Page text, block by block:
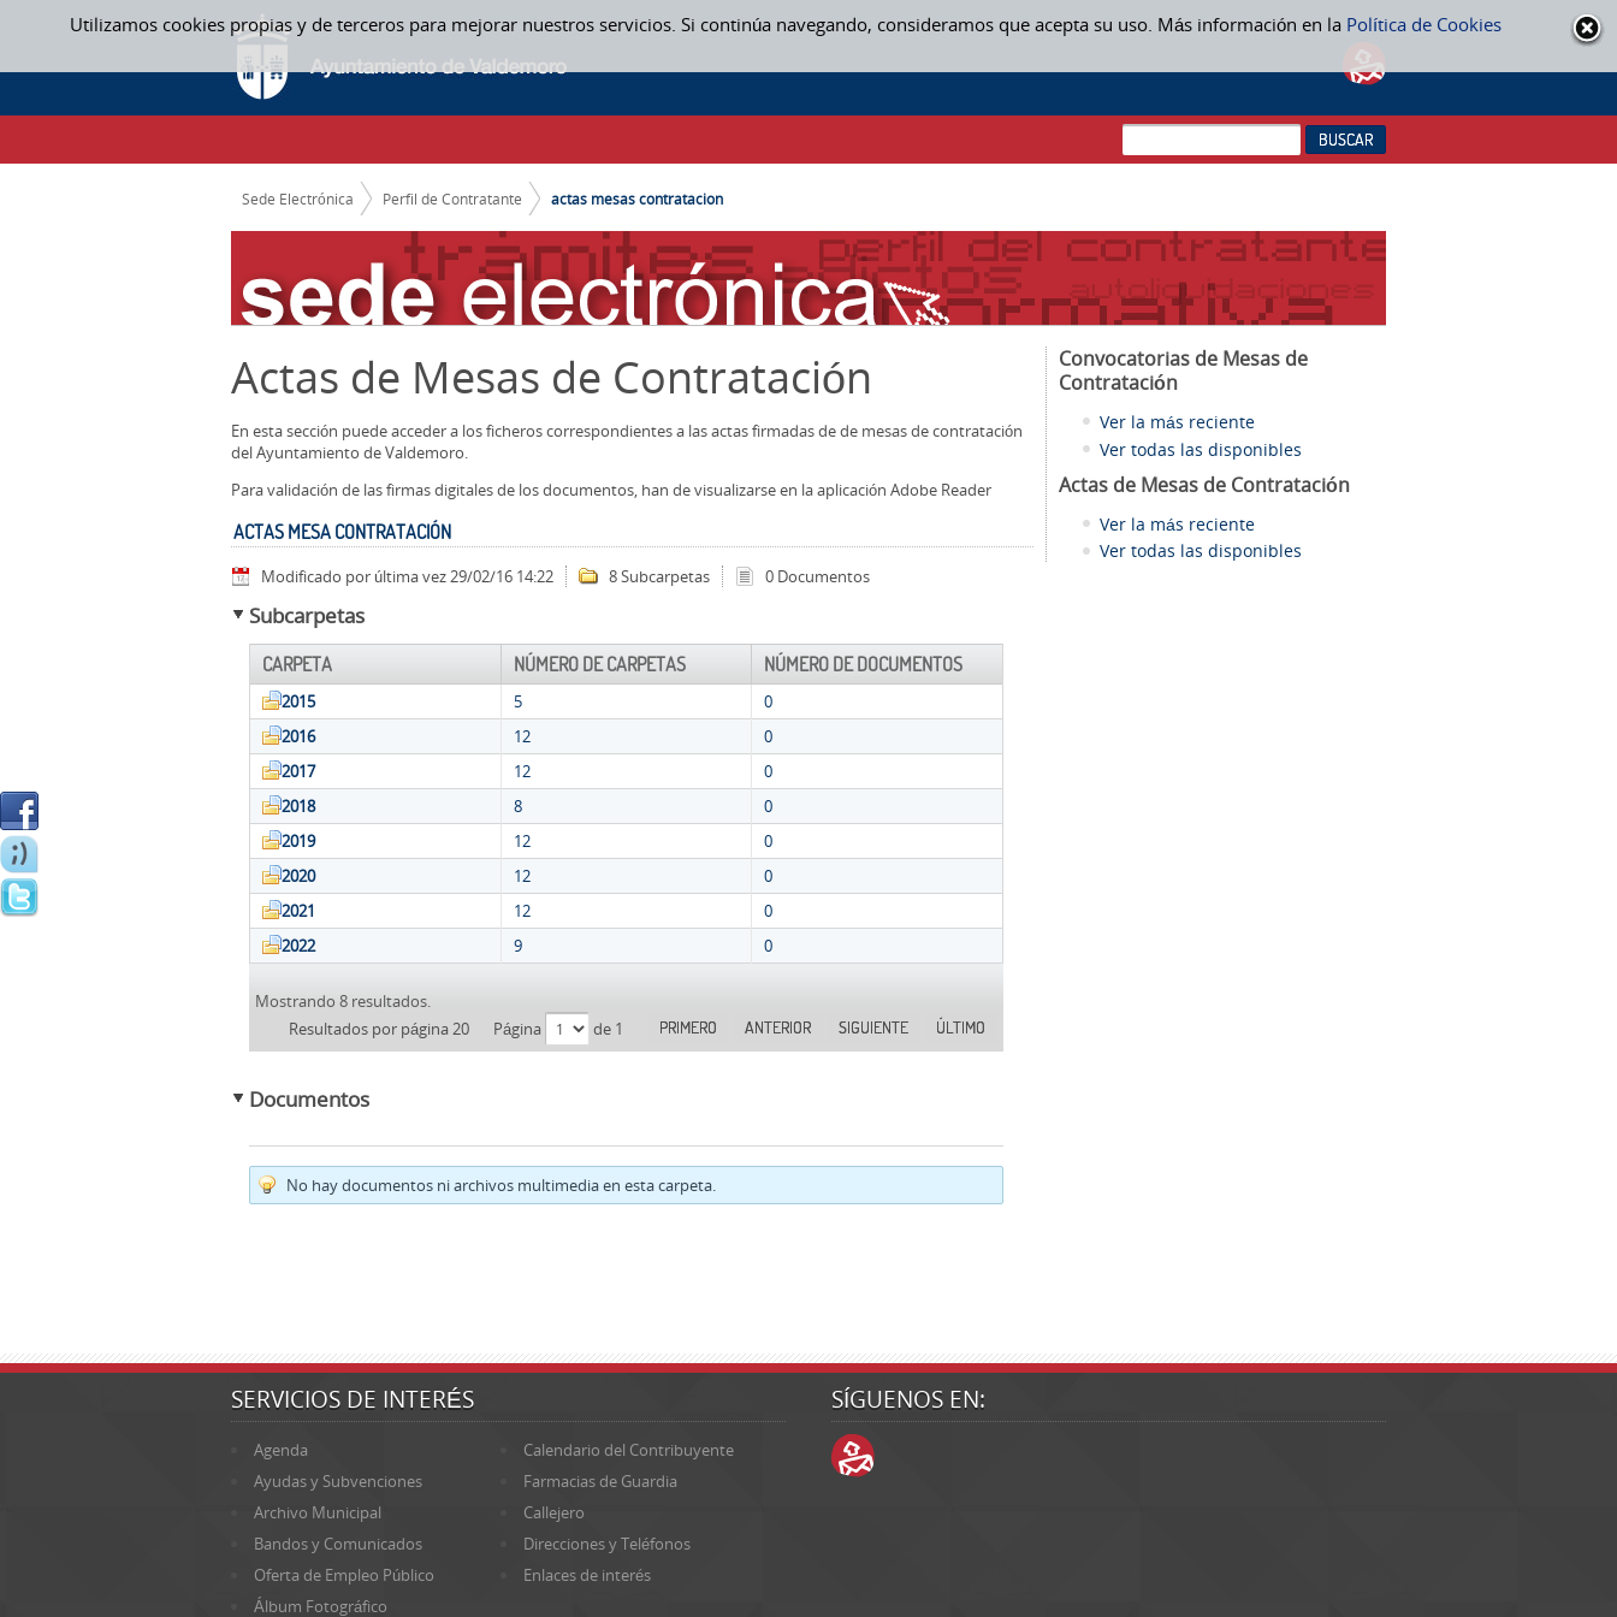
Utilizamos cookies propias y de terceros para mejorar nuestros servicios. Si continúa navegando, consideramos que acepta su uso. Más información en la Política de Cookies
Saltar al contenido
ACTAS MESA CONTRATACIÓN - ACTAS MESAS CONTRATACION
CAMINO DE MIGAS
Sede Electrónica Perfil de Contratante actas mesas contratacion
Actas de Mesas de Contratación
En esta sección puede acceder a los ficheros correspondientes a las actas firmadas de de mesas de contratación
del Ayuntamiento de Valdemoro.
Para validación de las firmas digitales de los documentos, han de visualizarse en la aplicación Adobe Reader
ACTAS MESA CONTRATACIÓN
Modificado por última vez 29/02/16 14:22 8 Subcarpetas 0 Documentos
Subcarpetas
CARPETA NÚMERO DE CARPETAS NÚMERO DE DOCUMENTOS
2015 5
0
2016
12
0
2017
12
0
2018
8
0
2019
12
0
2020
12
0
2021
12
0
2022
9 0
Mostrando 8 resultados.
Resultados por página 20
Página de 1 PRIMERO ANTERIOR SIGUIENTE ÚLTIMO
Documentos
No hay documentos ni archivos multimedia en esta carpeta.
Convocatorias de Mesas de
Contratación
Ver la más reciente
Ver todas las disponibles
Actas de Mesas de Contratación
Ver la más reciente
Ver todas las disponibles
SERVICIOS DE INTERÉS
Agenda
Calendario del Contribuyente
Ayudas y Subvenciones
Farmacias de Guardia
Archivo Municipal
Callejero
Bandos y Comunicados
Direcciones y Teléfonos
Oferta de Empleo Público
Enlaces de interés
Álbum Fotográfico
SÍGUENOS EN: